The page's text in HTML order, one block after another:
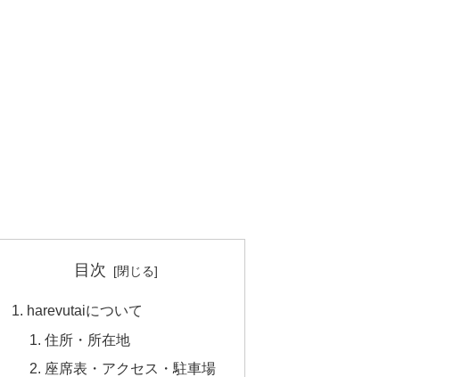
目次
harevutaiについて
住所・所在地
座席表・アクセス・駐車場